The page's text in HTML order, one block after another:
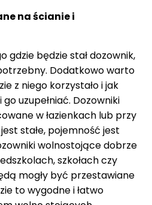
na ścianie i
gdzie będzie stał dozownik,
Dodatkowo warto
z niego korzystało i jak
uzupełniać. Dozowniki
w łazienkach lub przy
stałe, pojemność jest
wolnostojące dobrze
szkołach czy
mogły być przestawiane
to wygodne i łatwo